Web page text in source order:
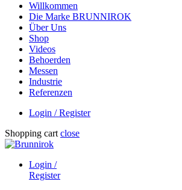
Willkommen
Die Marke BRUNNIROK
Über Uns
Shop
Videos
Behoerden
Messen
Industrie
Referenzen
Login / Register
Shopping cart close
Login /
Register